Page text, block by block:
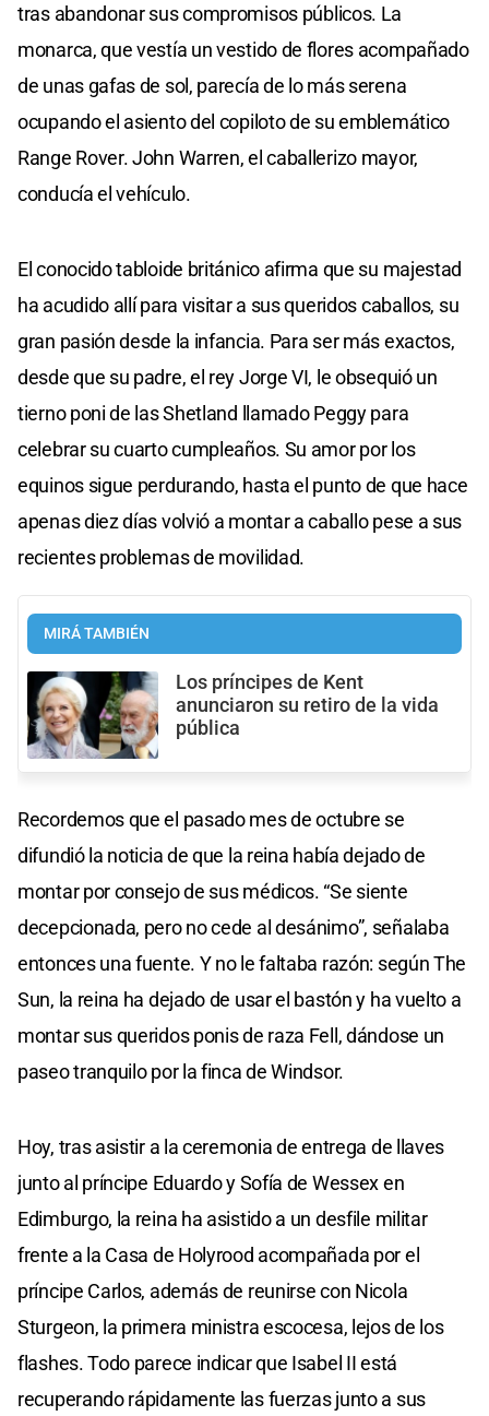
tras abandonar sus compromisos públicos. La
monarca, que vestía un vestido de flores acompañado
de unas gafas de sol, parecía de lo más serena
ocupando el asiento del copiloto de su emblemático
Range Rover. John Warren, el caballerizo mayor,
conducía el vehículo.
El conocido tabloide británico afirma que su majestad
ha acudido allí para visitar a sus queridos caballos, su
gran pasión desde la infancia. Para ser más exactos,
desde que su padre, el rey Jorge VI, le obsequió un
tierno poni de las Shetland llamado Peggy para
celebrar su cuarto cumpleaños. Su amor por los
equinos sigue perdurando, hasta el punto de que hace
apenas diez días volvió a montar a caballo pese a sus
recientes problemas de movilidad.
MIRÁ TAMBIÉN
Los príncipes de Kent
anunciaron su retiro de la vida
pública
Recordemos que el pasado mes de octubre se
difundió la noticia de que la reina había dejado de
montar por consejo de sus médicos. “Se siente
decepcionada, pero no cede al desánimo”, señalaba
entonces una fuente. Y no le faltaba razón: según The
Sun, la reina ha dejado de usar el bastón y ha vuelto a
montar sus queridos ponis de raza Fell, dándose un
paseo tranquilo por la finca de Windsor.
Hoy, tras asistir a la ceremonia de entrega de llaves
junto al príncipe Eduardo y Sofía de Wessex en
Edimburgo, la reina ha asistido a un desfile militar
frente a la Casa de Holyrood acompañada por el
príncipe Carlos, además de reunirse con Nicola
Sturgeon, la primera ministra escocesa, lejos de los
flashes. Todo parece indicar que Isabel II está
recuperando rápidamente las fuerzas junto a sus